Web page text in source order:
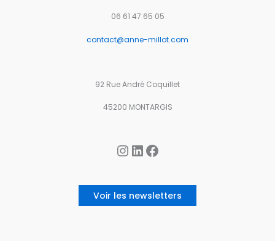
06 61 47 65 05
contact@anne-millot.com
92 Rue André Coquillet
45200 MONTARGIS
Instagram
LinkedInFacebook
Voir les newsletters